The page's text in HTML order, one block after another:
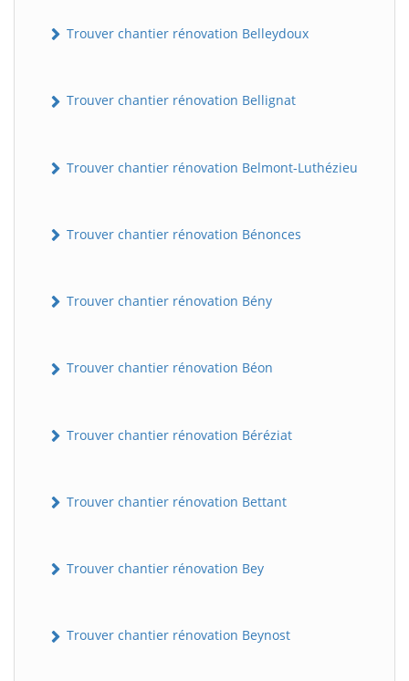
Trouver chantier rénovation Belleydoux
Trouver chantier rénovation Bellignat
Trouver chantier rénovation Belmont-Luthézieu
Trouver chantier rénovation Bénonces
Trouver chantier rénovation Bény
Trouver chantier rénovation Béon
Trouver chantier rénovation Béréziat
Trouver chantier rénovation Bettant
Trouver chantier rénovation Bey
Trouver chantier rénovation Beynost